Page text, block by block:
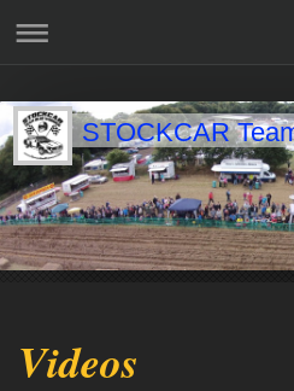
STOCKCAR
Videos